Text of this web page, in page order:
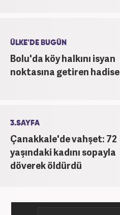
ÜLKE'DE BUGÜN
Bolu'da köy halkını isyan
noktasına getiren hadise
3.SAYFA
Çanakkale'de vahşet: 72
yaşındaki kadını sopayla
döverek öldürdü